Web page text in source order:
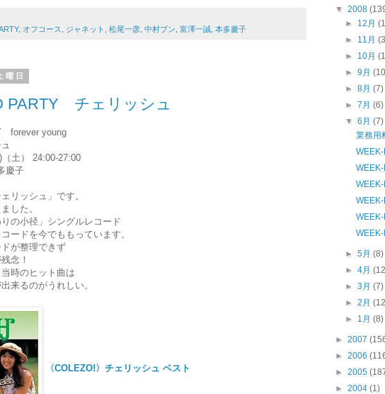
, オフコース ジャネット 松尾一彦 中村ブン 富澤一誠 本多慶子
日
PARTY チェリッシュ
forever young
ュ
土） 24:00-27:00
慶子
リッシュ」です。
した。
の小径」シングルレコード
ードを今でももっています。
が整理できず
念！
当時のヒット曲は
来るのがうれしい。
〈COLEZO!〉チェリッシュ ベスト
▼ 2008
► 12月
► 11月
► 10月
►9月
►8月(7)
►7月(6)
▼6月(7)
業務用
►5月(8)
►4月
►3月(7)
►2月
► 1月(8)
► 2007
► 2006
► 2005
► 2004 (1)